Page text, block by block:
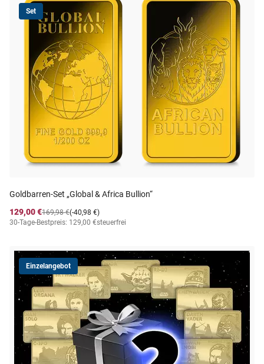
Set
Goldbarren-Set „Global & Africa Bullion“
129,00 €
(-40,98 €)
169,98 €
30-Tage-Bestpreis: 129,00 €steuerfrei
Einzelangebot